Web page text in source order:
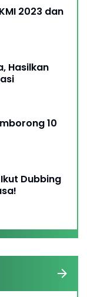
2023 dan
Hasilkan
10
Dubbing